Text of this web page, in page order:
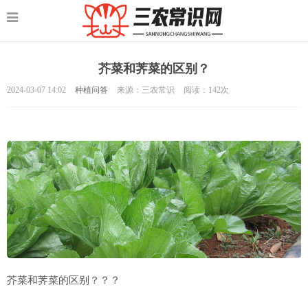
芥菜和荠菜的区别？
2024-03-07 14:02 种植问答 来源：三农常识 阅读： 142次
芥菜和荠菜的区别？？？